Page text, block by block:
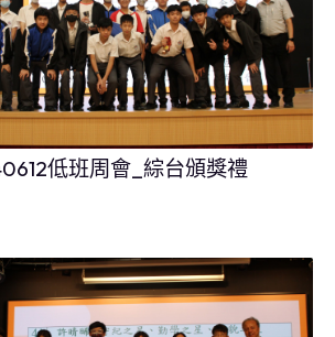
低班周會_綜台頒獎禮